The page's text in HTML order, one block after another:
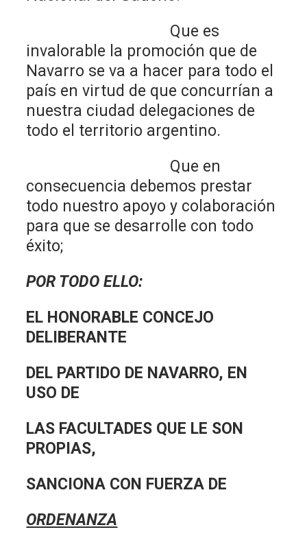
Que es
invalorable la promoción que de
Navarro se va a hacer para todo el
país en virtud de que concurrían a
nuestra ciudad delegaciones de
todo el territorio argentino.
Que en
consecuencia debemos prestar
todo nuestro apoyo y colaboración
para que se desarrolle con todo
éxito;
POR TODO ELLO:
EL HONORABLE CONCEJO
DELIBERANTE
DEL PARTIDO DE NAVARRO, EN
USO DE
LAS FACULTADES QUE LE SON
PROPIAS,
SANCIONA CON FUERZA DE
ORDENANZA